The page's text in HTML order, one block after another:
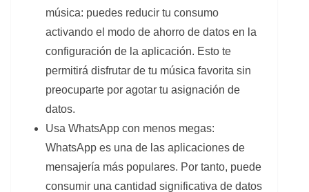
música: puedes reducir tu consumo
activando el modo de ahorro de datos en la
configuración de la aplicación. Esto te
permitirá disfrutar de tu música favorita sin
preocuparte por agotar tu asignación de
datos.
Usa WhatsApp con menos megas:
WhatsApp es una de las aplicaciones de
mensajería más populares. Por tanto, puede
consumir una cantidad significativa de datos